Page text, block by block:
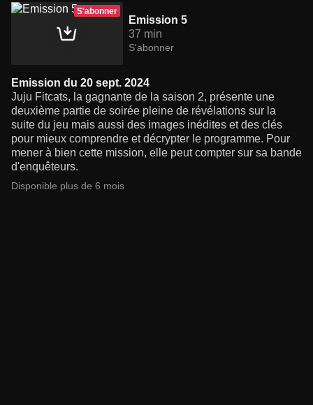
S'abonner
Emission 5
37 min
S'abonner
Emission du 20 sept. 2024
Juju Fitcats, la gagnante de la saison 2, présente une
deuxième partie de soirée pleine de révélations sur la
suite du jeu mais aussi des images inédites et des clés
pour mieux comprendre et décrypter le programme. Pour
mener à bien cette mission, elle peut compter sur sa bande
d'enquêteurs.
Disponible plus de 6 mois